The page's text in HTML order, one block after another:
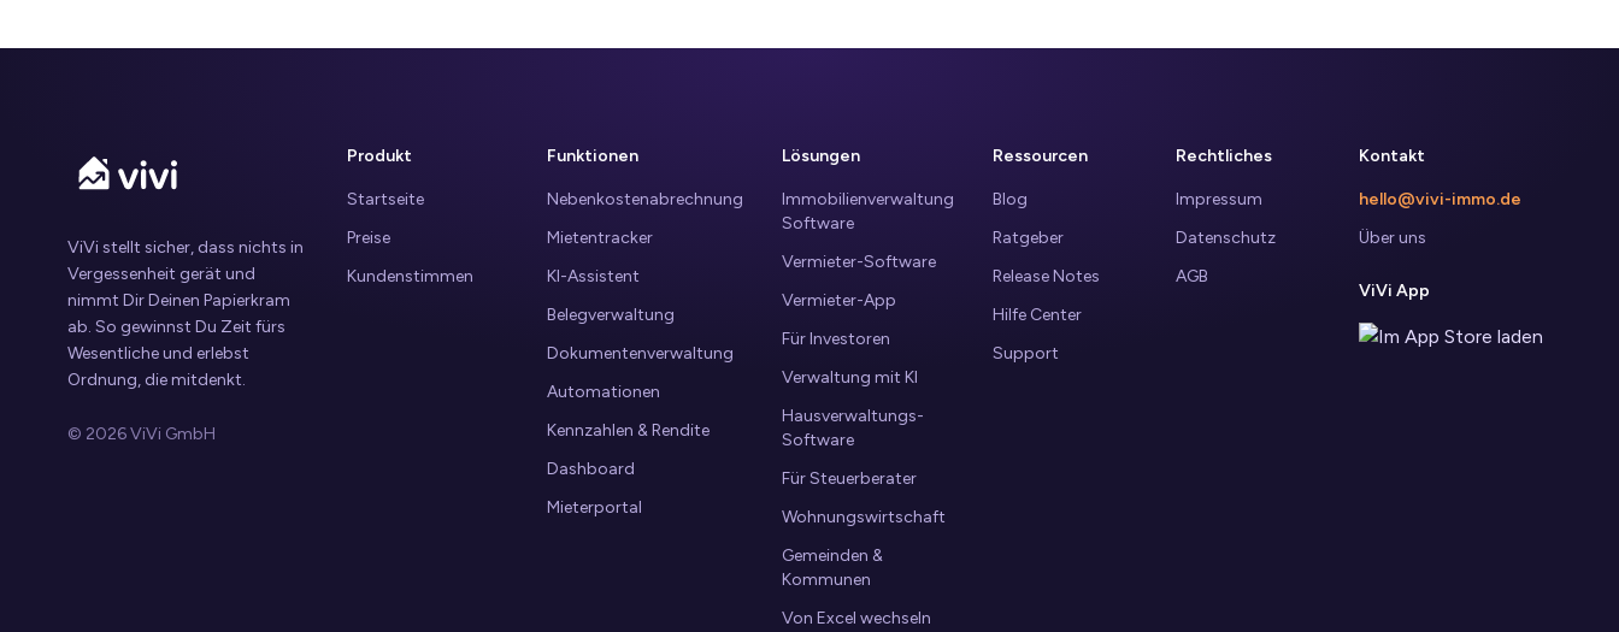
ViVi stellt sicher, dass nichts in
Vergessenheit gerät und
nimmt Dir Deinen Papierkram
ab. So gewinnst Du Zeit fürs
Wesentliche und erlebst
Ordnung, die mitdenkt.
© 2026 ViVi GmbH
Produkt
Startseite
Preise
Kundenstimmen
Funktionen
Nebenkostenabrechnung
Mietentracker
KI-Assistent
Belegverwaltung
Dokumentenverwaltung
Automationen
Kennzahlen & Rendite
Dashboard
Mieterportal
Lösungen
Immobilienverwaltung
Software
Vermieter-Software
Vermieter-App
Für Investoren
Verwaltung mit KI
Hausverwaltungs-
Software
Für Steuerberater
Wohnungswirtschaft
Gemeinden &
Kommunen
Von Excel wechseln
Ressourcen
Blog
Ratgeber
Release Notes
Hilfe Center
Support
Rechtliches
Impressum
Datenschutz
AGB
Kontakt
hello@vivi-immo.de
Über uns
ViVi App